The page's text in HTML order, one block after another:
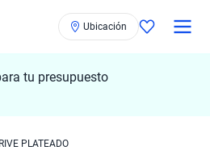
Ubicación
tu presupuesto
PLATEADO